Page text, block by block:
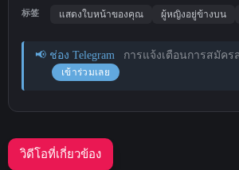
标签 แสดงใบหน้าของคุณ ผู้หญิงอยู่ข้างบน
📢 ช่อง Telegram การแจ้งเตือนการสมัคร
เข้าร่วมเลย
วิดีโอที่เกี่ยวข้อง